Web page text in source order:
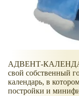
АДВЕНТ-
свой собственный
календарь, в
постройки и